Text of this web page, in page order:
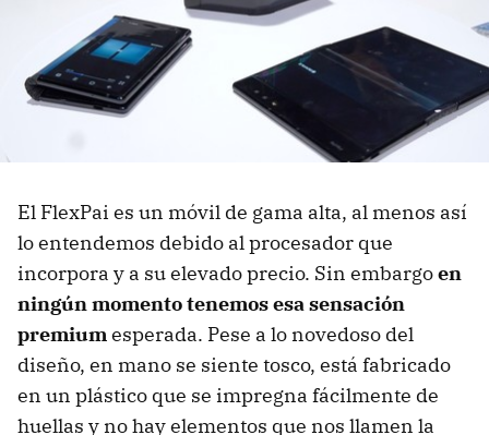
El FlexPai es un móvil de gama alta, al menos así
lo entendemos debido al procesador que
incorpora y a su elevado precio. Sin embargoen
ningún momento tenemos esa sensación
premiumesperada. Pese a lo novedoso del
diseño, en mano se siente tosco, está fabricado
en un plástico que se impregna fácilmente de
huellas y no hay elementos que nos llamen la